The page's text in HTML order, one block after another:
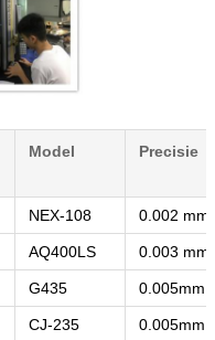
Model Precisie
NEX-108 0.002 mm
AQ400LS 0.003 mm
G435 0.005mm
CJ-235 0.005mm